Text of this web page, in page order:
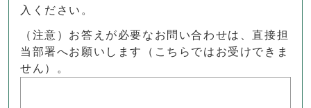
入ください。
（注意）お答えが必要なお問い合わせは、直接担
当部署へお願いします（こちらではお受けできま
せん）。